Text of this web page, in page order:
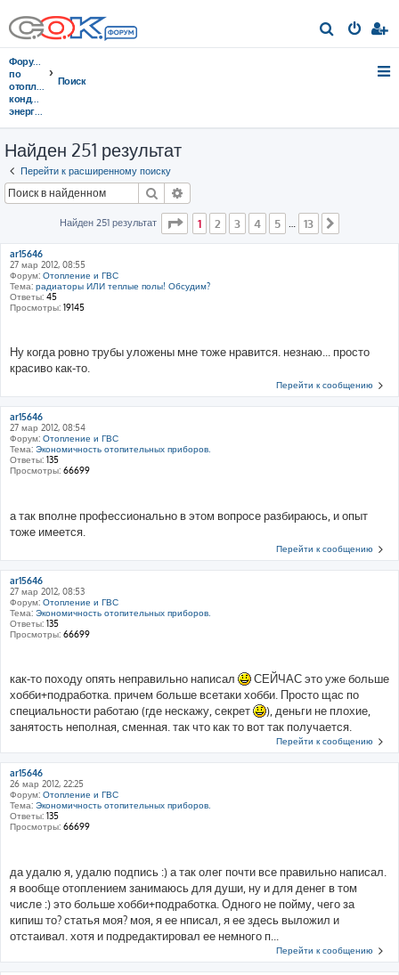
о
Форумы
по
отоплению,
кондиционированию,
энергосбережению
Поиск
Найден 251 результат
Перейти к расширенному поиску
Поиск
Найден 251 результат Страница из 13
1 2 3 4 5 13
ar15646
27 мар 2012, 08:55
Форум: Отопление и ГВС
Тема: радиаторы ИЛИ теплые полы! Обсудим?
Ответы: 45
Просмотры: 19145
Ну когда ровно трубы уложены мне тоже нравится. незнаю... просто
красиво как-то.
Перейти к сообщению
ar15646
27 мар 2012, 08:54
Форум: Отопление и ГВС
Тема: Экономичность отопительных приборов.
Ответы: 135
Просмотры: 66699
а так вполне профессионально в этом вопросе разбираюсь, и опыт
тоже имеется.
Перейти к сообщению
ar15646
27 мар 2012, 08:53
Форум: Отопление и ГВС
Тема: Экономичность отопительных приборов.
Ответы: 135
Просмотры: 66699
как-то походу опять неправильно написал
СЕЙЧАС это уже больше
хобби+подработка. причем больше всетаки хобби. Просто щас по
специальности работаю (где нескажу, секрет
), деньги не плохие,
занятость неполная, сменная. так что как то вот так получается.
Перейти к сообщению
ar15646
26 мар 2012, 22:25
Форум: Отопление и ГВС
Тема: Экономичность отопительных приборов.
Ответы: 135
Просмотры: 66699
да удалю я, удалю подпись :) а так олег почти все правильно написал.
я вообще отоплением занимаюсь для души, ну и для денег в том
числе :) это больше хобби+подработка. Одного не пойму, чего за
кипиш то? статья моя? моя, я ее нписал, я ее здесь выложил и
отстаивал. хотя и подредактировал ее немного п...
Перейти к сообщению